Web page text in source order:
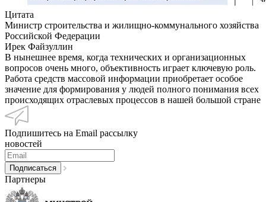
Цитата
Министр строительства и жилищно-коммунального хозяйства
Российской Федерации
Ирек Файзуллин
В нынешнее время, когда технических и организационных
вопросов очень много, объективность играет ключевую роль.
Работа средств массовой информации приобретает особое
значение для формирования у людей полного понимания всех
происходящих отраслевых процессов в нашей большой стране
Подпишитесь на Email рассылку
новостей
Партнеры